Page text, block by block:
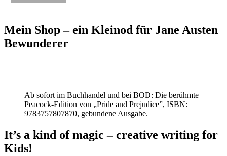
Mein Shop – ein Kleinod für Jane Austen
Bewunderer
Ab sofort im Buchhandel und bei BOD: Die berühmte
Peacock-Edition von „Pride and Prejudice”, ISBN:
9783757807870, gebundene Ausgabe.
It’s a kind of magic – creative writing for
Kids!